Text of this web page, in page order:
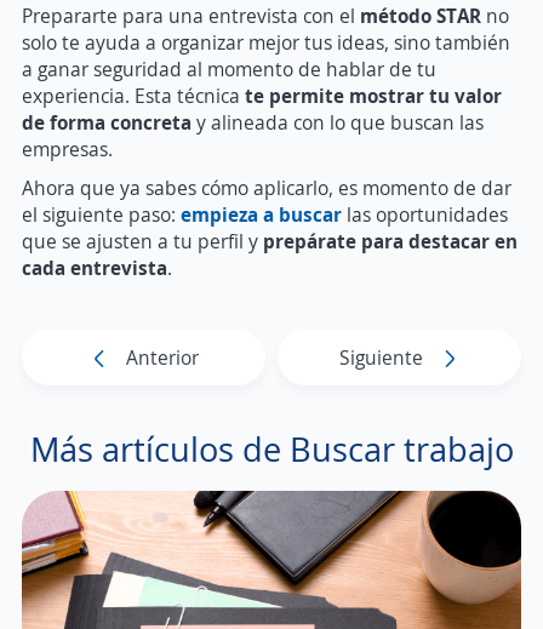
Prepararte para una entrevista con el método STAR no
solo te ayuda a organizar mejor tus ideas, sino también
a ganar seguridad al momento de hablar de tu
experiencia. Esta técnica te permite mostrar tu valor
de forma concreta y alineada con lo que buscan las
empresas.
Ahora que ya sabes cómo aplicarlo, es momento de dar
el siguiente paso: empieza a buscar las oportunidades
que se ajusten a tu perfil y prepárate para destacar en
cada entrevista.
Anterior Siguiente
Más artículos de Buscar trabajo